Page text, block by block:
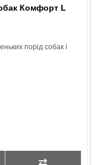
Комфорт L
порід собак і